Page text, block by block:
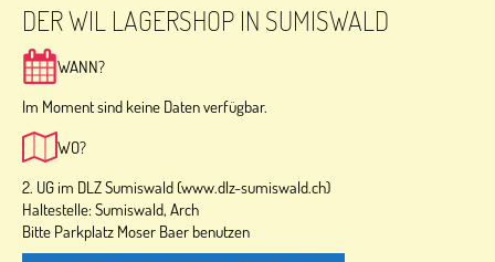
DER WIL LAGERSHOP IN SUMISWALD
WANN?
Im Moment sind keine Daten verfügbar.
WO?
2. UG im DLZ Sumiswald (www.dlz-sumiswald.ch)
Haltestelle: Sumiswald, Arch
Bitte Parkplatz Moser Baer benutzen